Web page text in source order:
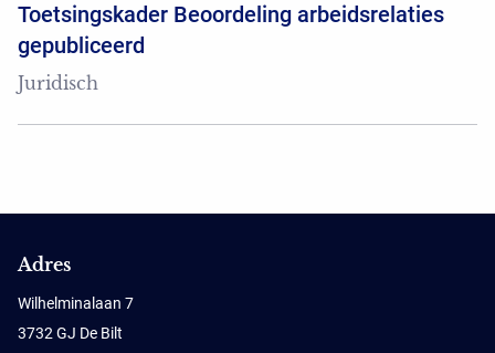
Toetsingskader Beoordeling arbeidsrelaties
gepubliceerd
Juridisch
Adres
Wilhelminalaan 7
3732 GJ De Bilt